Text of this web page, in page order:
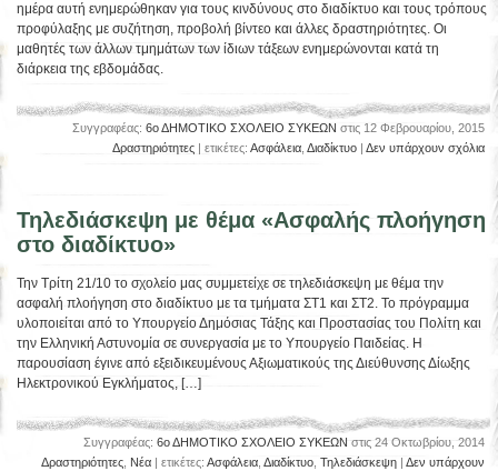
ημέρα αυτή ενημερώθηκαν για τους κινδύνους στο διαδίκτυο και τους τρόπους
προφύλαξης με συζήτηση, προβολή βίντεο και άλλες δραστηριότητες. Οι
μαθητές των άλλων τμημάτων των ίδιων τάξεων ενημερώνονται κατά τη
διάρκεια της εβδομάδας.
Συγγραφέας: 6ο ΔΗΜΟΤΙΚΟ ΣΧΟΛΕΙΟ ΣΥΚΕΩΝ στις 12 Φεβρουαρίου, 2015
Δραστηριότητες| ετικέτες: Ασφάλεια, Διαδίκτυο| Δεν υπάρχουν σχόλια
Τηλεδιάσκεψη με θέμα «Ασφαλής πλοήγηση
στο διαδίκτυο»
Την Τρίτη 21/10 το σχολείο μας συμμετείχε σε τηλεδιάσκεψη με θέμα την
ασφαλή πλοήγηση στο διαδίκτυο με τα τμήματα ΣΤ1 και ΣΤ2. Το πρόγραμμα
υλοποιείται από το Υπουργείο Δημόσιας Τάξης και Προστασίας του Πολίτη και
την Ελληνική Αστυνομία σε συνεργασία με το Υπουργείο Παιδείας. Η
παρουσίαση έγινε από εξειδικευμένους Αξιωματικούς της Διεύθυνσης Δίωξης
Ηλεκτρονικού Εγκλήματος, […]
Συγγραφέας: 6ο ΔΗΜΟΤΙΚΟ ΣΧΟΛΕΙΟ ΣΥΚΕΩΝ στις 24 Οκτωβρίου, 2014
Δραστηριότητες, Νέα| ετικέτες: Ασφάλεια, Διαδίκτυο, Τηλεδιάσκεψη| Δεν υπάρχουν